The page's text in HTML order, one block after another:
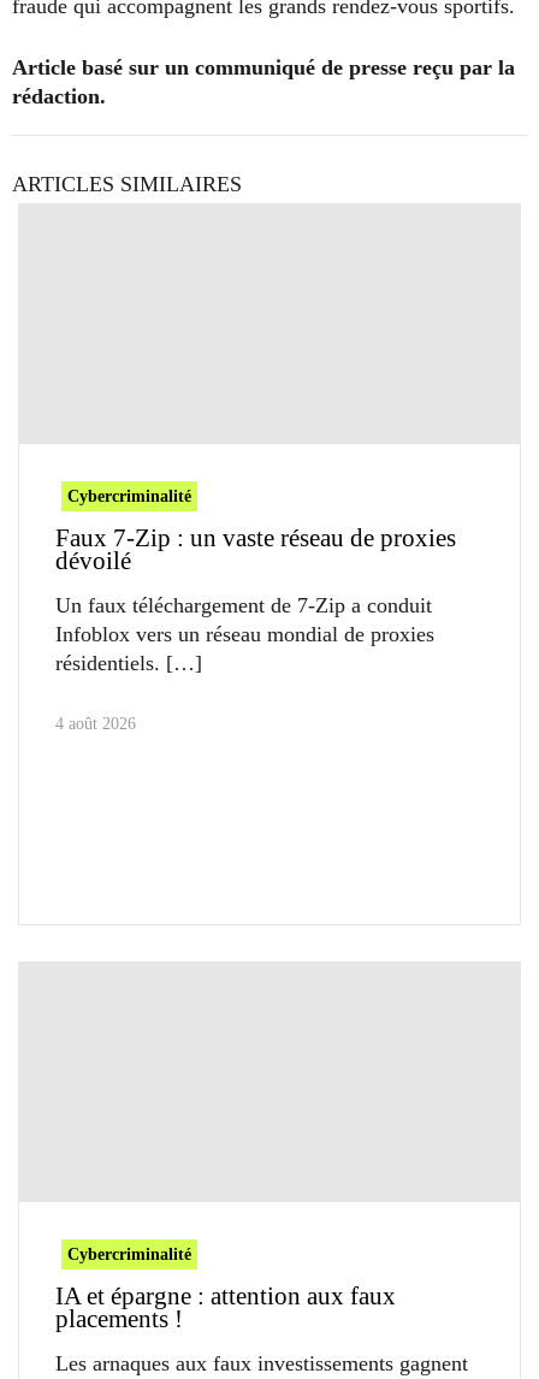
fraude qui accompagnent les grands rendez-vous sportifs.
Article basé sur un communiqué de presse reçu par la
rédaction.
ARTICLES SIMILAIRES
Cybercriminalité
Faux 7-Zip : un vaste réseau de proxies
dévoilé
Un faux téléchargement de 7-Zip a conduit
Infoblox vers un réseau mondial de proxies
résidentiels.
4 août 2026
Cybercriminalité
IA et épargne : attention aux faux
placements !
Les arnaques aux faux investissements gagnent